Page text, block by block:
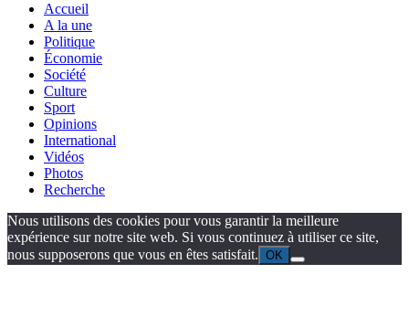
Accueil
A la une
Politique
Économie
Société
Culture
Sport
Opinions
International
Vidéos
Photos
Recherche
Nous utilisons des cookies pour vous garantir la meilleure
expérience sur notre site web. Si vous continuez à utiliser ce site,
nous supposerons que vous en êtes satisfait. OK